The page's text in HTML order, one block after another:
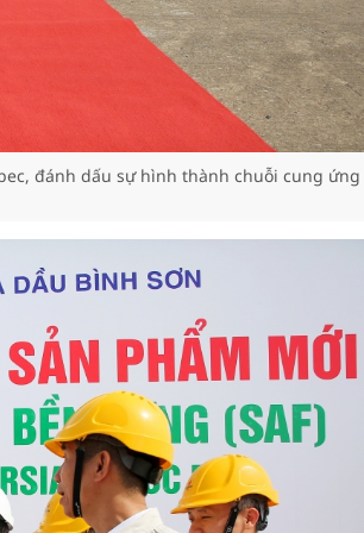
đánh dấu sự hình thành chuỗi cung ứng